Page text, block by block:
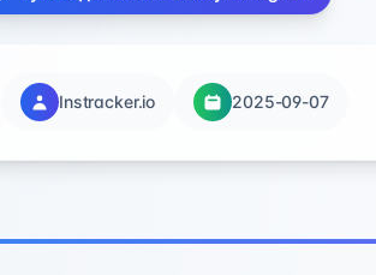
Instracker.io 2025-09-07